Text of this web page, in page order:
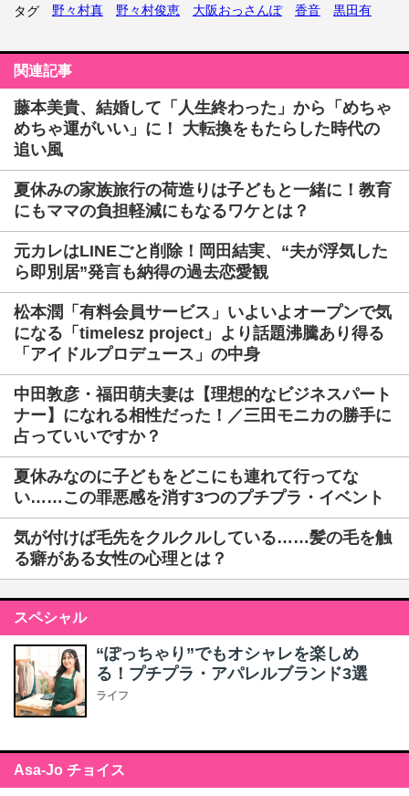
タグ 野々村真 野々村俊恵 大阪おっさんぽ 香音 黒田有
関連記事
藤本美貴、結婚して「人生終わった」から「めちゃ
めちゃ運がいい」に！ 大転換をもたらした時代の
追い風
夏休みの家族旅行の荷造りは子どもと一緒に！教育
にもママの負担軽減にもなるワケとは？
元カレはLINEごと削除！岡田結実、“夫が浮気した
ら即別居”発言も納得の過去恋愛観
松本潤「有料会員サービス」いよいよオープンで気
になる「timelesz project」より話題沸騰あり得る
「アイドルプロデュース」の中身
中田敦彦・福田萌夫妻は【理想的なビジネスパート
ナー】になれる相性だった！／三田モニカの勝手に
占っていいですか？
夏休みなのに子どもをどこにも連れて行ってな
い……この罪悪感を消す3つのプチプラ・イベント
気が付けば毛先をクルクルしている……髪の毛を触
る癖がある女性の心理とは？
スペシャル
“ぽっちゃり”でもオシャレを楽しめ
る！プチプラ・アパレルブランド3選
ライフ
Asa-Jo チョイス